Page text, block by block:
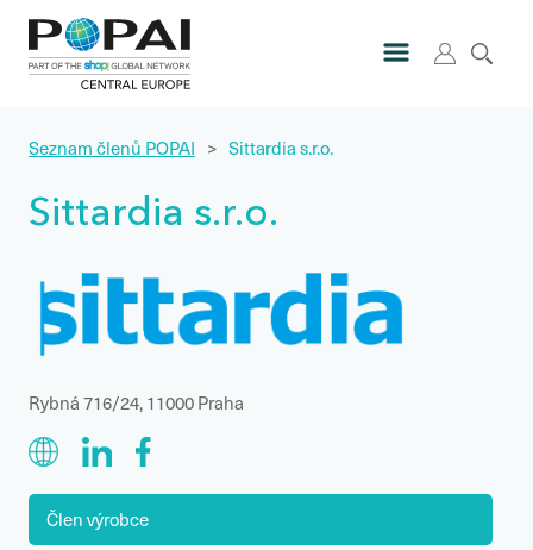
Seznam členů POPAI > Sittardia s.r.o.
Sittardia s.r.o.
Rybná 716/24, 11000 Praha
Člen výrobce